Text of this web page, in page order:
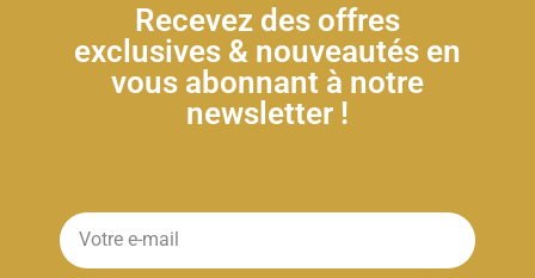
Recevez des offres
exclusives & nouveautés en
vous abonnant à notre
newsletter !